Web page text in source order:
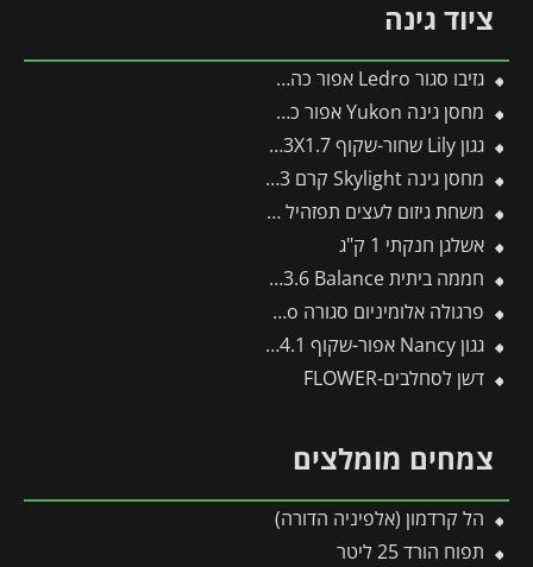
ציוד גינה
גזיבו סגור Ledro אפור כהה 3X3 מבית פלרם – Canopia
מחסן גינה Yukon אפור כהה 3.3X4 מבית פלרם – קנופיה
גגון Lily שחור-שקוף 1.3X1.7 בעיצוב רטרו מבית פלרם – Canopia
מחסן גינה Skylight קרם 1.9X2.3 מבית פלרם – קנופיה
משחת גיזום לעצים תפזהיל 1 ק"ג (תפזול)
אשלגן חנקתי 1 ק"ג
חממה ביתית 3X3.6 Balance מבית פלרם – Canopia
פרגולה אלומיניום סגורה SanRemo אפורה 3X4.4 קירוי שקוף מבית Canopia
גגון Nancy אפור-שקוף 0.9X4.1 עיצוב מודרני מבית פלרם – Canopia
דשן לסחלבים-FLOWER
צמחים מומלצים
הל קרדמון (אלפיניה הדורה)
תפוח הורד 25 ליטר